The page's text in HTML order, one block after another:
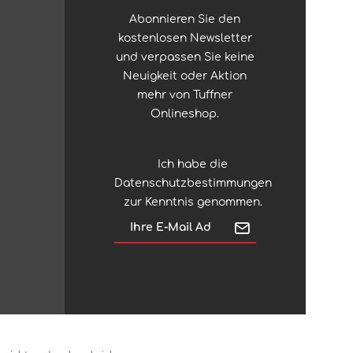
Abonnieren Sie den
kostenlosen Newsletter
und verpassen Sie keine
Neuigkeit oder Aktion
mehr von Tuffner
Onlineshop.
Ich habe die
Datenschutzbestimmungen
zur Kenntnis genommen.